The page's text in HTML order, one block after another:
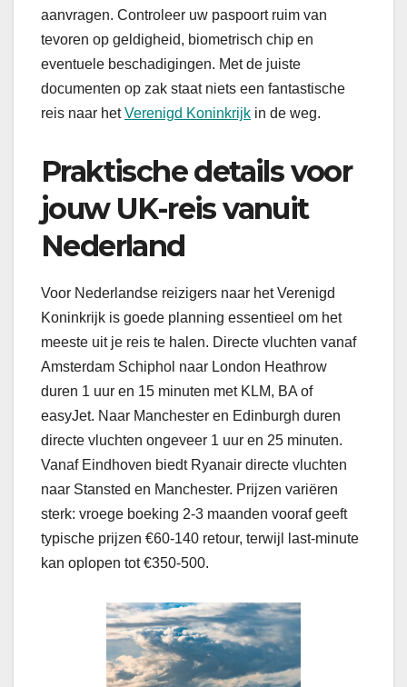
aanvragen. Controleer uw paspoort ruim van
tevoren op geldigheid, biometrisch chip en
eventuele beschadigingen. Met de juiste
documenten op zak staat niets een fantastische
reis naar hetVerenigd Koninkrijk in de weg.
Praktische details voor
jouw UK-reis vanuit
Nederland
Voor Nederlandse reizigers naar het Verenigd
Koninkrijk is goede planning essentieel om het
meeste uit je reis te halen. Directe vluchten vanaf
Amsterdam Schiphol naar London Heathrow
duren 1 uur en 15 minuten met KLM, BA of
easyJet. Naar Manchester en Edinburgh duren
directe vluchten ongeveer 1 uur en 25 minuten.
Vanaf Eindhoven biedt Ryanair directe vluchten
naar Stansted en Manchester. Prijzen variëren
sterk: vroege boeking 2-3 maanden vooraf geeft
typische prijzen €60-140 retour, terwijl last-minute
kan oplopen tot €350-500.